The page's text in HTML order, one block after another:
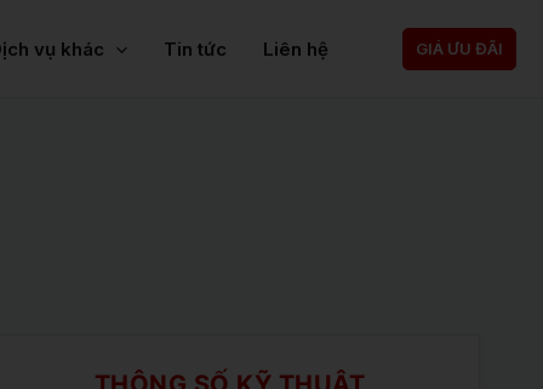
vụ khác Tin tức Liên hệ GIÁ ƯU ĐÃI